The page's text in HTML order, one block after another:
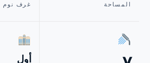
المساحة غرف نوم
أول